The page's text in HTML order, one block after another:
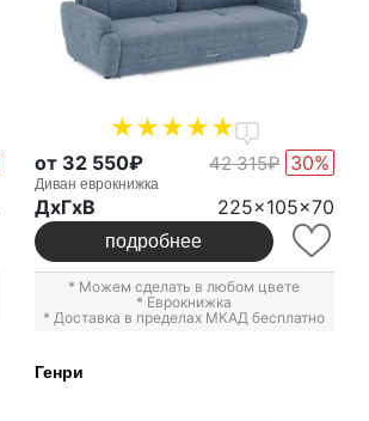
1
от 32 550₽ 42 315₽ 30%
Диван еврокнижка
ДxГxВ 225x105x70
подробнее
* Можем сделать в любом цвете
* Еврокнижка
* Доставка в пределах МКАД бесплатно
Генри